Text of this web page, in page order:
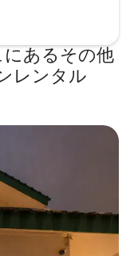
あるその他
レンタル